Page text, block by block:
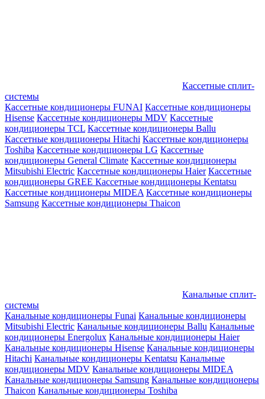
Кассетные сплит-
системы
Кассетные кондиционеры FUNAI Кассетные кондиционеры
Hisense Кассетные кондиционеры MDV Кассетные
кондиционеры TCL Кассетные кондиционеры Ballu
Кассетные кондиционеры Hitachi Кассетные кондиционеры
Toshiba Кассетные кондиционеры LG Кассетные
кондиционеры General Climate Кассетные кондиционеры
Mitsubishi Electric Кассетные кондиционеры Haier Кассетные
кондиционеры GREE Кассетные кондиционеры Kentatsu
Кассетные кондиционеры MIDEA Кассетные кондиционеры
Samsung Кассетные кондиционеры Thaicon
Канальные сплит-
системы
Канальные кондиционеры Funai Канальные кондиционеры
Mitsubishi Electric Канальные кондиционеры Ballu Канальные
кондиционеры Energolux Канальные кондиционеры Haier
Канальные кондиционеры Hisense Канальные кондиционеры
Hitachi Канальные кондиционеры Kentatsu Канальные
кондиционеры MDV Канальные кондиционеры MIDEA
Канальные кондиционеры Samsung Канальные кондиционеры
Thaicon Канальные кондиционеры Toshiba